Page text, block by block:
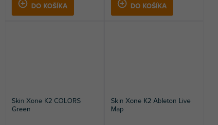
DO KOŠÍKA DO KOŠÍKA
Skin Xone K2 COLORS
Green
Skin Xone K2 Ableton Live
Map